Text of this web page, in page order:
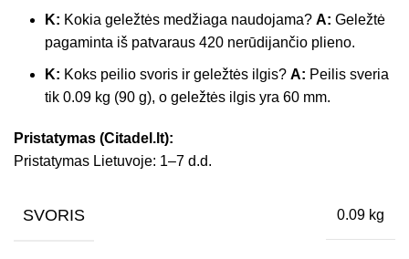
K: Kokia geležtės medžiaga naudojama? A: Geležtė
pagaminta iš patvaraus 420 nerūdijančio plieno.
K: Koks peilio svoris ir geležtės ilgis? A: Peilis sveria
tik 0.09 kg (90 g), o geležtės ilgis yra 60 mm.
Pristatymas (Citadel.lt):
Pristatymas Lietuvoje: 1–7 d.d.
SVORIS 0.09 kg